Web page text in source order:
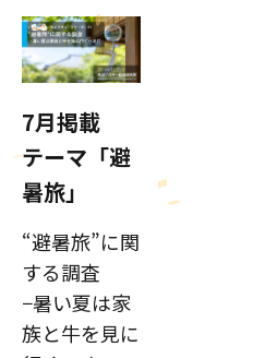
7月掲載
テーマ「避
暑旅」
“避暑旅”に関
する調査
−暑い夏は家
族と牛を見に